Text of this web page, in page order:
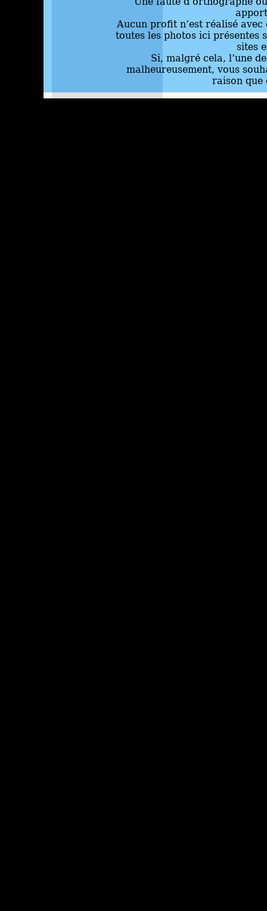
Aucun profit n’est réalisé
toutes les photos ici présentes
sites
Si, malgré cela, l’une
malheureusement, vous
raison que